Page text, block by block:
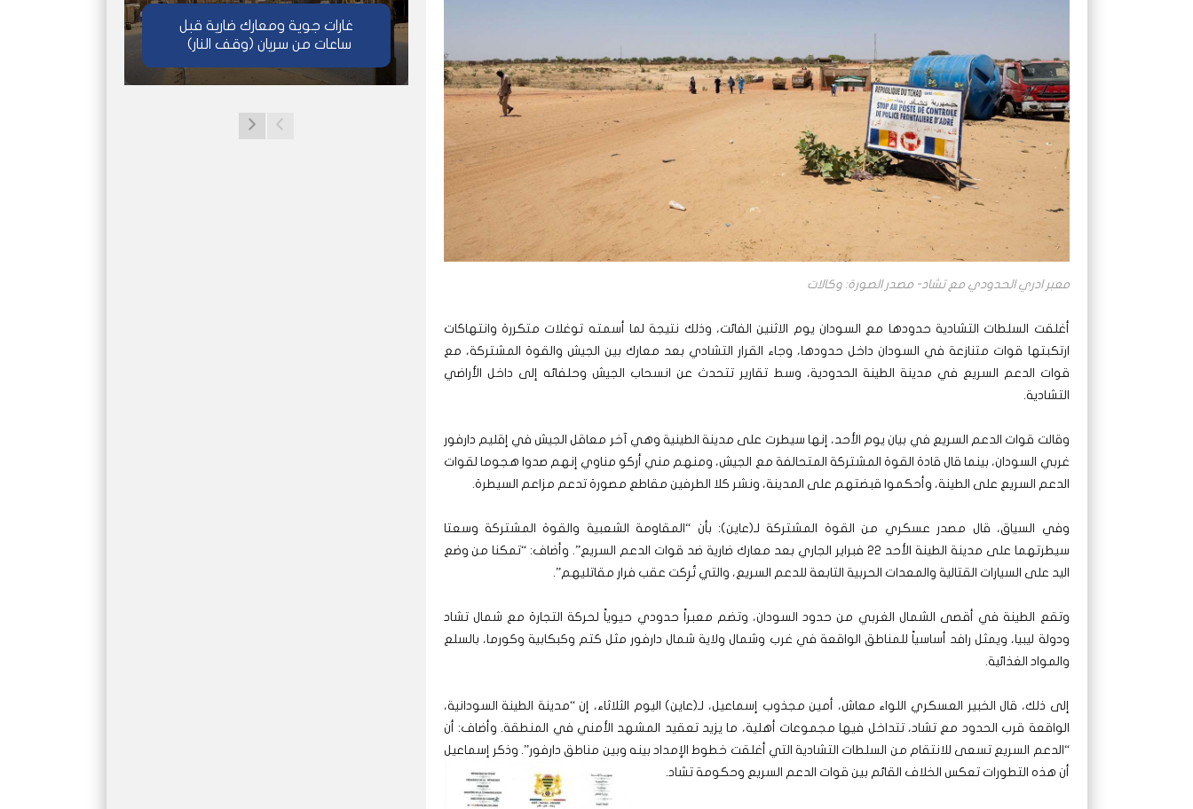
معبر ادري الحدودي مع تشاد- مصدر الصورة: وكالات
أغلقت السلطات التشادية حدودها مع السودان يوم الاثنين الفائت، وذلك نتيجة لما أسمته توغلات متكررة وانتهاكات
ارتكبتها قوات متنازعة في السودان داخل حدودها، وجاء القرار التشادي بعد معارك بين الجيش والقوة المشتركة، مع
قوات الدعم السريع في مدينة الطينة الحدودية، وسط تقارير تتحدث عن انسحاب الجيش وحلفائه إلى داخل الأراضي
التشادية.
وقالت قوات الدعم السريع في بيان يوم الأحد، إنها سيطرت على مدينة الطينية وهي آخر معاقل الجيش في إقليم دارفور
غربي السودان، بينما قال قادة القوة المشتركة المتحالفة مع الجيش، ومنهم مني أركو مناوي إنهم صدوا هجوما لقوات
الدعم السريع على الطينة، وأحكموا قبضتهم على المدينة، ونشر كلا الطرفين مقاطع مصورة تدعم مزاعم السيطرة.
وفي السياق، قال مصدر عسكري من القوة المشتركة لـ(عاين): بأن “المقاومة الشعبية والقوة المشتركة وسعتا
سيطرتهما على مدينة الطينة الأحد 22 فبراير الجاري بعد معارك ضارية ضد قوات الدعم السريع”. وأضاف: “تمكنا من وضع
اليد على السيارات القتالية والمعدات الحربية التابعة للدعم السريع، والتي تُرِكت عقب فرار مقاتليهم”.
وتقع الطينة في أقصى الشمال الغربي من حدود السودان، وتضم معبراً حدودي حيوياً لحركة التجارة مع شمال تشاد
ودولة ليبيا، ويمثل رافد أساسياً للمناطق الواقعة في غرب وشمال ولاية شمال دارفور مثل كتم وكبكابية وكورما، بالسلع
والمواد الغذائية.
إلى ذلك، قال الخبير العسكري اللواء معاش، أمين مجذوب إسماعيل، لـ(عاين) اليوم الثلاثاء، إن “مدينة الطينة السودانية،
الواقعة قرب الحدود مع تشاد، تتداخل فيها مجموعات أهلية، ما يزيد تعقيد المشهد الأمني في المنطقة. وأضاف: أن
“الدعم السريع تسعى للانتقام من السلطات التشادية التي أغلقت خطوط الإمداد بينه وبين مناطق دارفور”. وذكر إسماعيل
أن هذه التطورات تعكس الخلاف القائم بين قوات الدعم السريع وحكومة تشاد.
غارات جوية ومعارك ضارية قبل
ساعات من سريان (وقف النار)